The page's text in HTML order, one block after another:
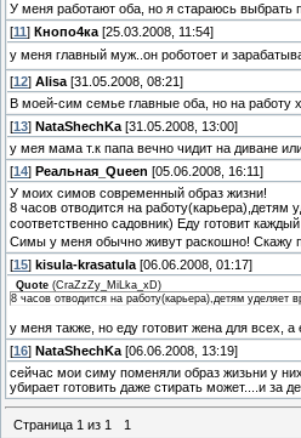
У меня работают оба, но я стараюсь
[11 ] Кнопо4ка [25.03.2008, 11:54]
у меня главный муж..он роботоет и
[12] Alisa [31.05.2008, 08:21]
В моей-сим семье главные оба, но на работу
[13] NataShechKa [31.05.2008, 13:00]
у мея мама т.к папа вечно чидит на диване
[14] Реальная_Queen [05.06.2008, 16:11]
У моих симов современный образ жизни!
8 часов отводится на
соответственно садовник) Еду готовит
Симы у меня обычно живут раскошно! Скажу
[15] kisula-krasatula [06.06.2008, 01:17]
Quote (CraZzZy_MiLka_xD)
8 часов отводится на работу(карьера),детям уделяет
у меня также, но еду готовит жена для всех, а
[16] NataShechKa [06.06.2008, 13:19]
сейчас мои симу поменяли образ жизьни у
убирает готовить даже стирать может....и за
Страница 1 из 1 1